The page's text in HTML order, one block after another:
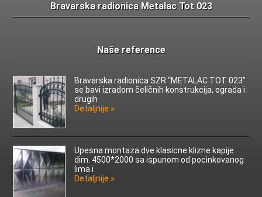
Bravarska radionica Metalac Tot 023
Naše reference
Bravarska radionica SZR “METALAC TOT 023”
se bavi izradom čeličnih konstrukcija, ograda i
drugih
Detaljnije »
Upesna montaza dve klasicne klizne kapije
dim. 4500*2000 sa ispunom od pocinkovanog
lima i
Detaljnije »